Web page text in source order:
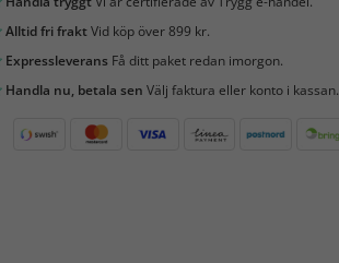
Alltid fri fraktVid köp över 899 kr.
ExpressleveransFå ditt paket redan imorgon.
Handla nu, betala sen Välj faktura eller konto i kassan.